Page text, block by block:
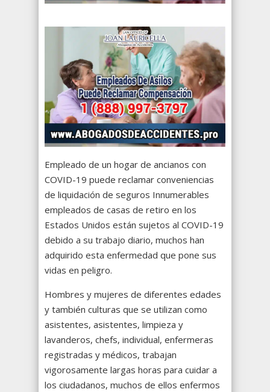
Empleado de un hogar de ancianos con
COVID-19 puede reclamar conveniencias
de liquidación de seguros Innumerables
empleados de casas de retiro en los
Estados Unidos están sujetos al COVID-19
debido a su trabajo diario, muchos han
adquirido esta enfermedad que pone sus
vidas en peligro.
Hombres y mujeres de diferentes edades
y también culturas que se utilizan como
asistentes, asistentes, limpieza y
lavanderos, chefs, individual, enfermeras
registradas y médicos, trabajan
vigorosamente largas horas para cuidar a
los ciudadanos, muchos de ellos enfermos